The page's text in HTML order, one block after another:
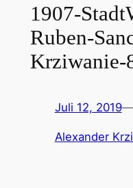
1907-
Ruben-
Krziwanie-
Juli 12, 2019—
Alexander